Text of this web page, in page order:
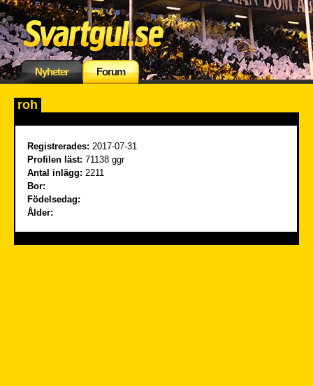
Nyheter Forum
roh
Registrerades: 2017-07-31
Profilen läst: 71138 ggr
Antal inlägg: 2211
Bor:
Födelsedag:
Ålder: